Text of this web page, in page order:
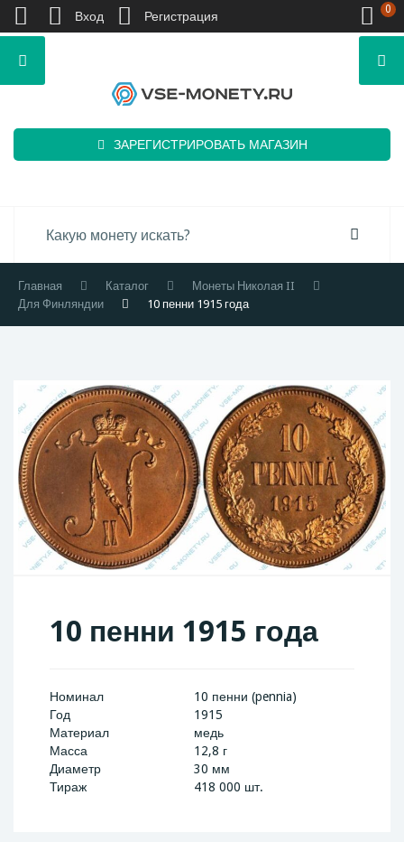
ЗАРЕГИСТРИРОВАТЬ МАГАЗИН
Главная Каталог
Монеты Николая II
Для Финляндии
10 пенни 1915 года
10 пенни 1915 года
Номинал
10 пенни (pennia)
Год
1915
Материал
медь
Масса
12,8 г
Диаметр
30 мм
Тираж
418 000 шт.
Вход Регистрация 0